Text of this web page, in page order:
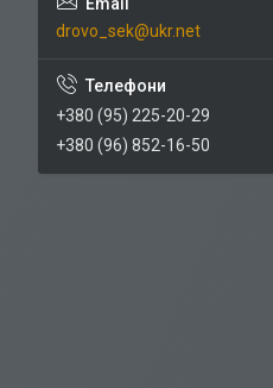
drovo_sek@ukr.net
+380 (95) 225-20-29
+380 (96) 852-16-50